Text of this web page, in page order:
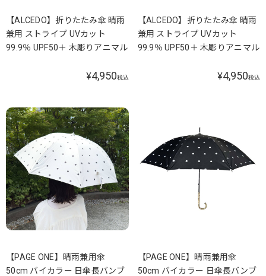
【ALCEDO】折りたたみ傘 晴雨
兼用 ストライプ UVカット
99.9％ UPF50＋ 木彫りアニマル
¥4,950税込
【ALCEDO】折りたたみ傘 晴雨
兼用 ストライプ UVカット
99.9％ UPF50＋ 木彫りアニマル
¥4,950税込
【PAGE ONE】晴雨兼用傘
50cm バイカラー 日傘長バンブ
【PAGE ONE】晴雨兼用傘
50cm バイカラー 日傘長バンブ